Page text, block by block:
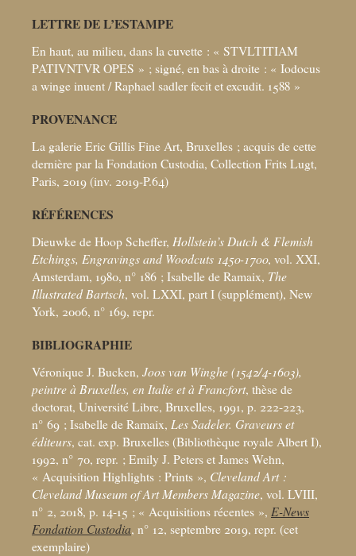
LETTRE DE L’ESTAMPE
En haut, au milieu, dans la cuvette : « STVLTITIAM
PATIVNTVR OPES » ; signé, en bas à droite : « Iodocus
a winge inuent / Raphael sadler fecit et excudit. 1588 »
PROVENANCE
La galerie Eric Gillis Fine Art, Bruxelles ; acquis de cette
dernière par la Fondation Custodia, Collection Frits Lugt,
Paris, 2019 (inv. 2019-P.64)
RÉFÉRENCES
Dieuwke de Hoop Scheffer, Hollstein’s Dutch & Flemish
Etchings, Engravings and Woodcuts 1450-1700, vol. XXI,
Amsterdam, 1980, n° 186 ; Isabelle de Ramaix, The
Illustrated Bartsch, vol. LXXI, part I (supplément), New
York, 2006, n° 169, repr.
BIBLIOGRAPHIE
Véronique J. Bucken, Joos van Winghe (1542/4-1603),
peintre à Bruxelles, en Italie et à Francfort, thèse de
doctorat, Université Libre, Bruxelles, 1991, p. 222-223,
n° 69 ; Isabelle de Ramaix, Les Sadeler. Graveurs et
éditeurs, cat. exp. Bruxelles (Bibliothèque royale Albert I),
1992, n° 70, repr. ; Emily J. Peters et James Wehn,
« Acquisition Highlights : Prints », Cleveland Art :
Cleveland Museum of Art Members Magazine, vol. LVIII,
n° 2, 2018, p. 14-15 ; « Acquisitions récentes », E-News
Fondation Custodia, n° 12, septembre 2019, repr. (cet
exemplaire)